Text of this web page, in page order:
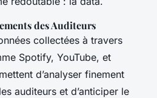
des Auditeurs
collectées à travers
Spotify, YouTube, et
d’analyser finement
auditeurs et d’anticiper le